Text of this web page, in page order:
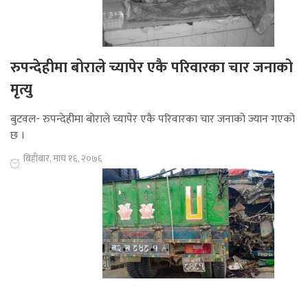
रुपन्देहीमा बोराले च्यापेर एकै परिवारका चार जनाको
मृत्यु
बुटवल- रुपन्देहीमा बोराले च्यापेर एकै परिवारका चार जनाको ज्यान गएको
छ ।
बिहीबार, माघ १६, २०७६